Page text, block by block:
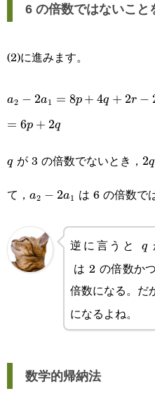
6 の倍数ではないこと
(2)に進みます。
a2 − 2a1 = 8p + 4q + 2r −
=6p+2q
= 6p + 2q
q
qが 3 の倍数でないとき， 2q
2q
て， a2 − 2a1 は 6 の倍数で
逆に言うと q
q
は 2 の倍数か
倍数になる。だ
になるよね。
数学的帰納法